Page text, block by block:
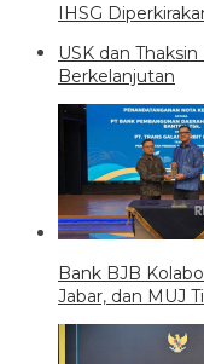
IHSG
USK dan
Berkelanjutan
Bank BJB
Jabar, dan MUJ